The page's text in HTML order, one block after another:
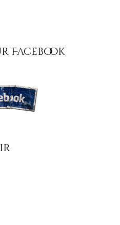
Facebook